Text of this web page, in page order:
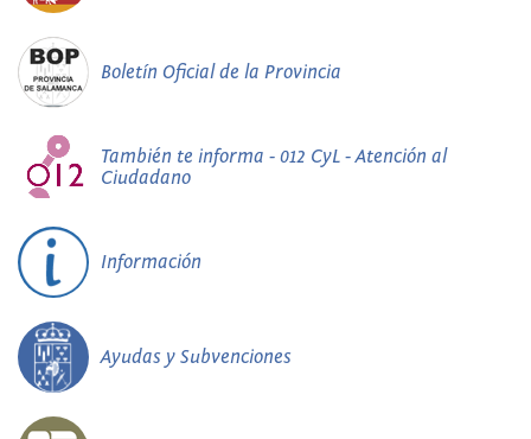
Boletín Oficial de la Provincia
También te informa - 012 CyL - Atención al
Ciudadano
Información
Ayudas y Subvenciones